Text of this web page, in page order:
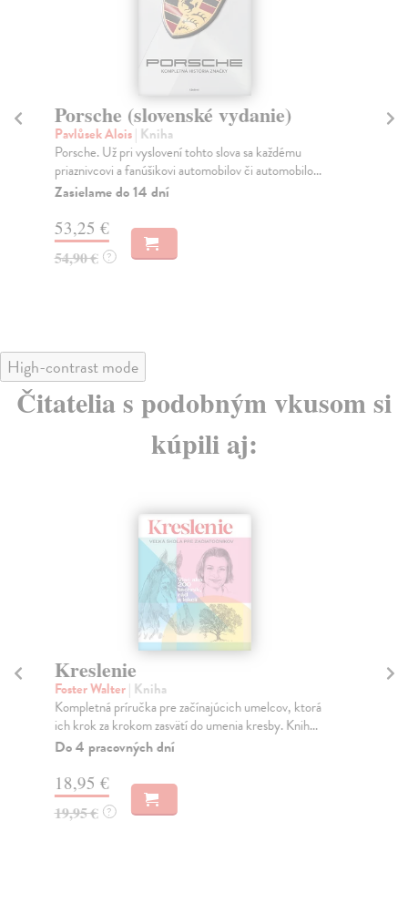
Porsche (slovenské vydanie)
Pavlůsek Alois| Kniha
Porsche. Už pri vyslovení tohto slova sa každému
priaznivcovi a fanúšikovi automobilov či automobilo...
Zasielame do 14 dní
53,25 €
54,90 € ?
High-contrast mode
Čitatelia s podobným vkusom si
kúpili aj:
Kreslenie
Foster Walter| Kniha
Kompletná príručka pre začínajúcich umelcov, ktorá
ich krok za krokom zasvätí do umenia kresby. Knih...
Do 4 pracovných dní
18,95 €
19,95 € ?